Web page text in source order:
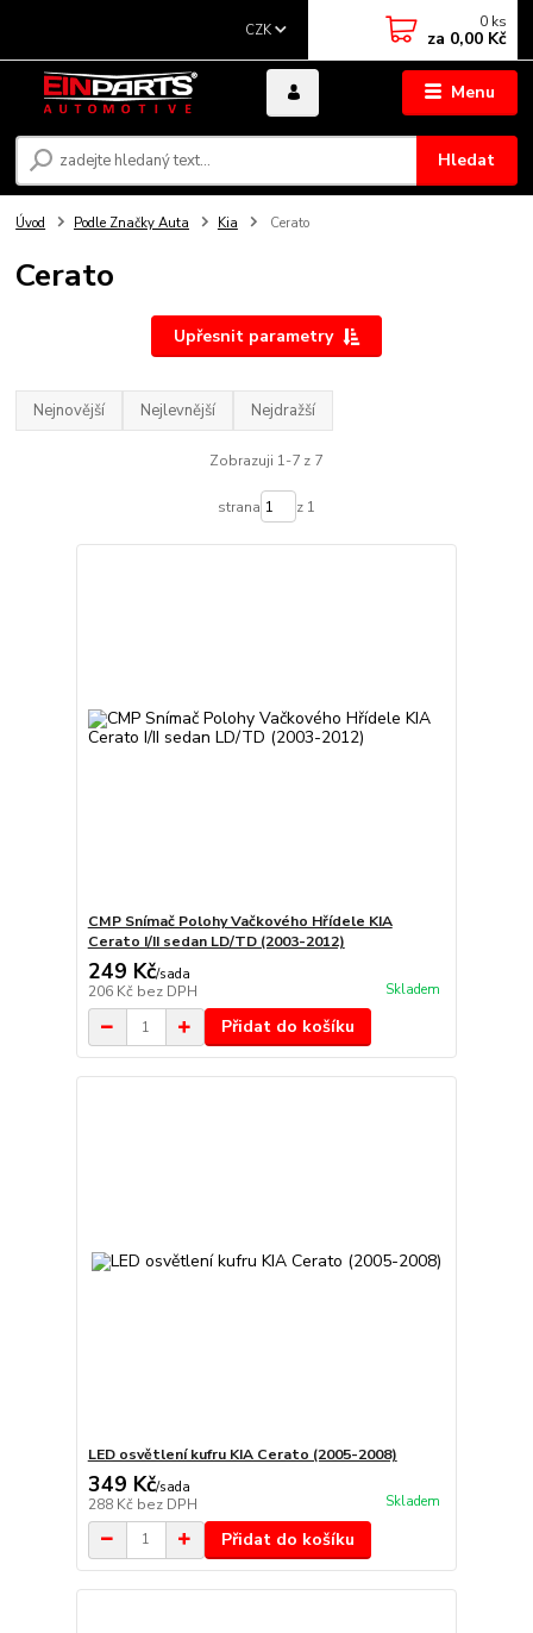
Menu
CZK
Hledat
0 ks
za 0,00 Kč
Úvod Podle Značky Auta Kia Cerato
Cerato
Upřesnit parametry
Nejnovější Nejlevnější Nejdražší
Zobrazuji 1-7 z 7
strana z 1
CMP Snímač Polohy Vačkového Hřídele KIA
Cerato I/II sedan LD/TD (2003-2012)
249 Kč/sada
206 Kč bez DPH Skladem
Přidat do košíku
LED osvětlení kufru KIA Cerato (2005-2008)
349 Kč/sada
288 Kč bez DPH Skladem
Přidat do košíku